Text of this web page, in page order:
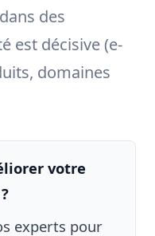
des
est décisive (e-
domaines
votre
experts pour